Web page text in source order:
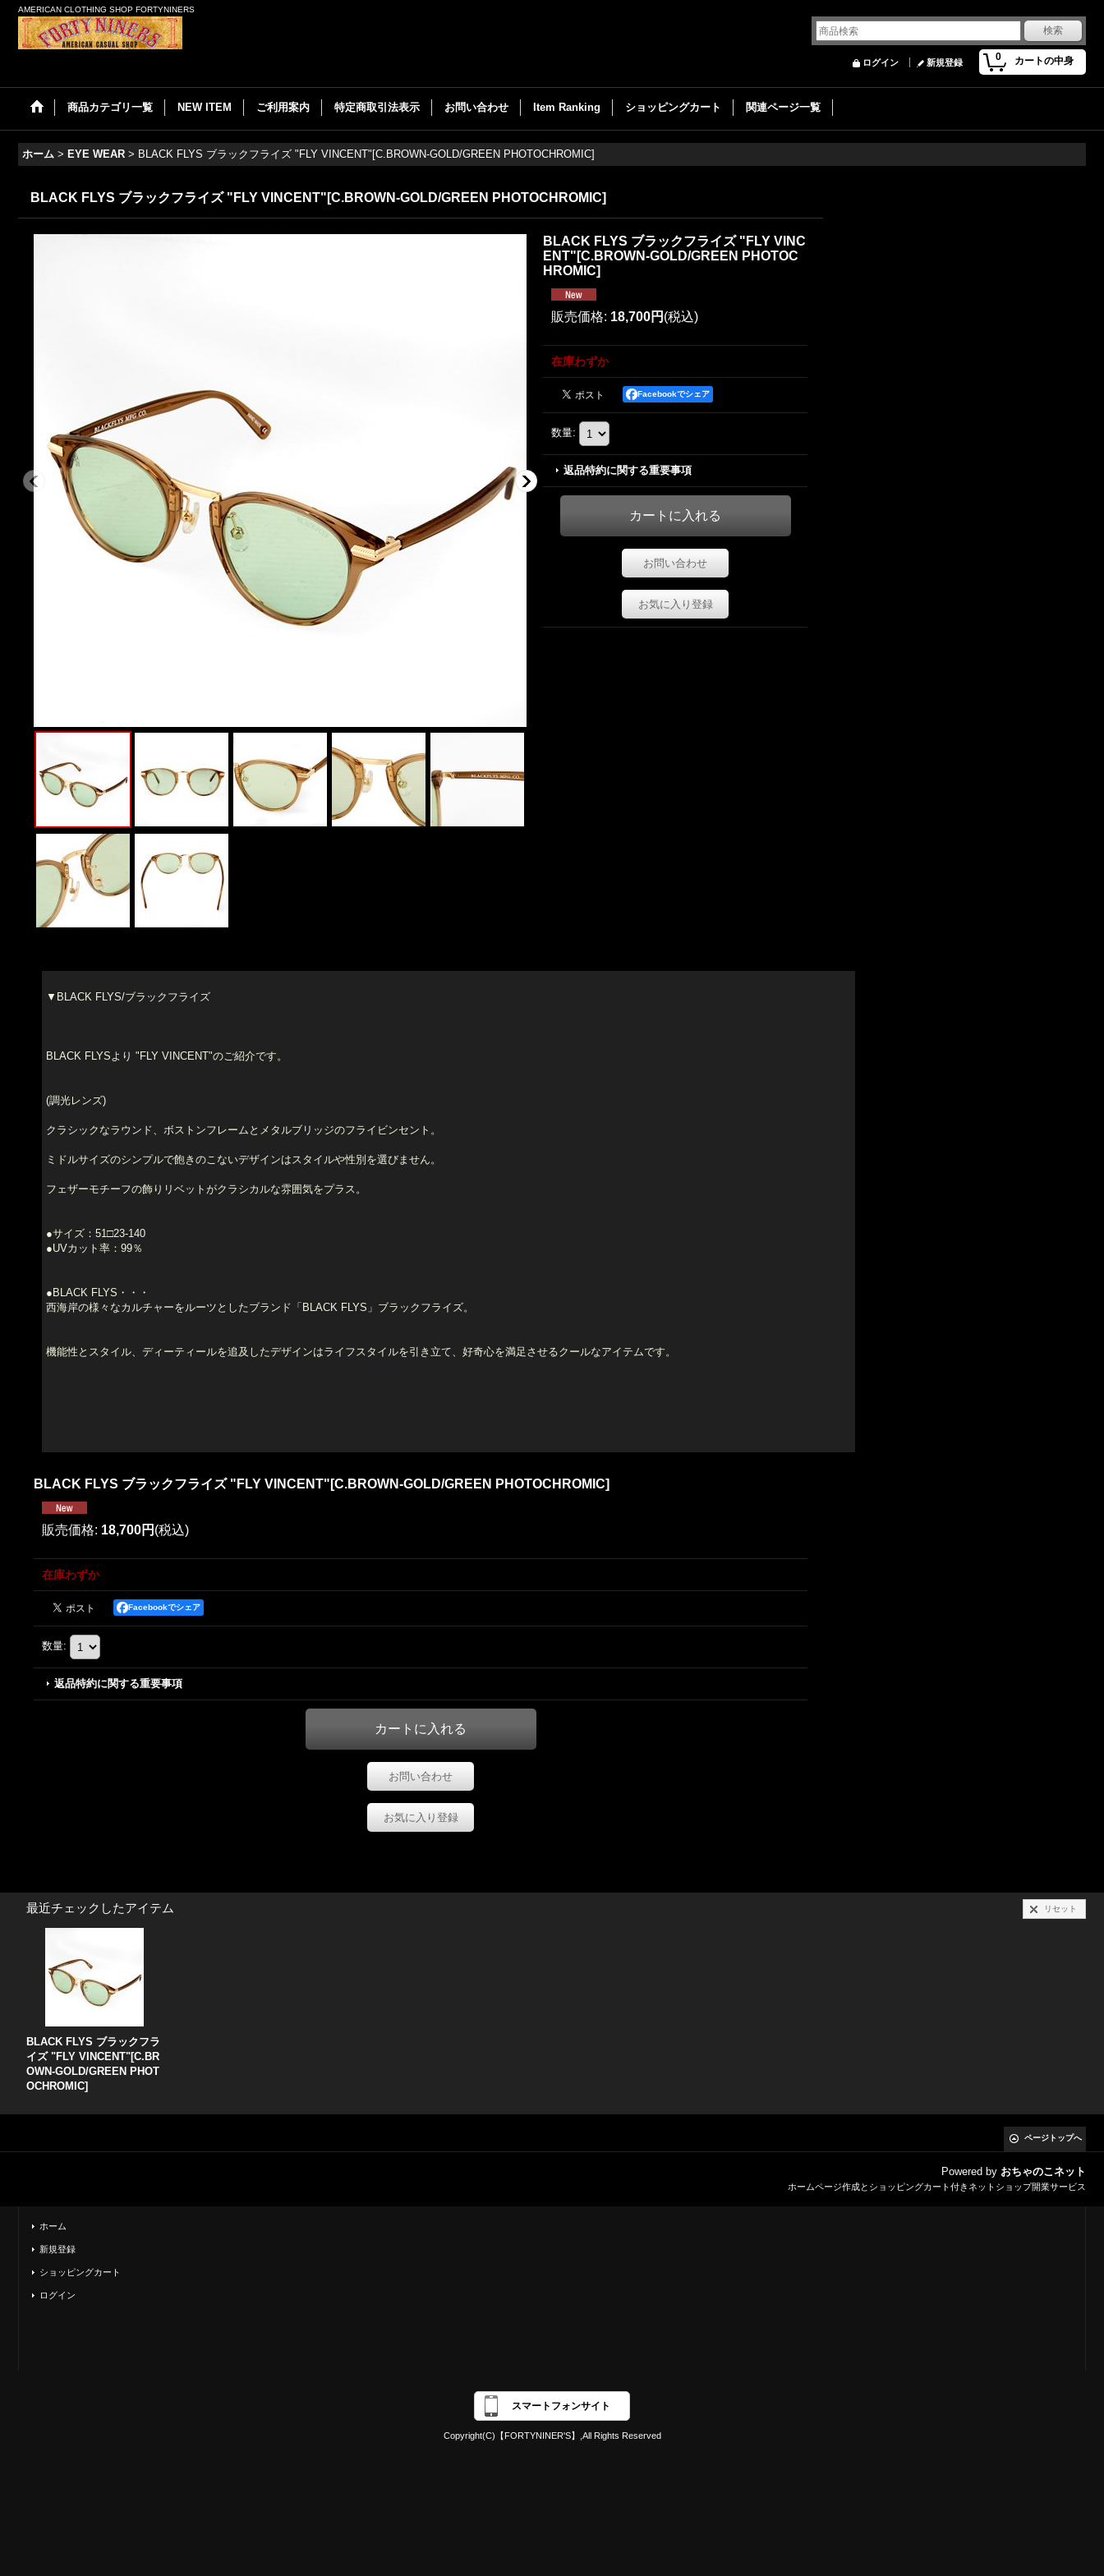
AMERICAN CLOTHING SHOP FORTYNINERS
0 カートの中身
ログイン 新規登録
商品カテゴリ一覧 NEW ITEM ご利用案内 特定商取引法表示 お問い合わせ Item Ranking ショッピングカート 関連ページ一覧
ホーム > EYE WEAR > BLACK FLYS ブラックフライズ "FLY VINCENT"[C.BROWN-GOLD/GREEN PHOTOCHROMIC]
BLACK FLYS ブラックフライズ "FLY VINCENT"[C.BROWN-GOLD/GREEN PHOTOCHROMIC]
BLACK FLYS ブラックフライズ "FLY VINC
ENT"[C.BROWN-GOLD/GREEN PHOTOC
HROMIC]
販売価格: 18,700円 (税込)
在庫わずか
Facebookでシェア
数量:
返品特約に関する重要事項
お問い合わせ
お気に入り登録
▼BLACK FLYS/ブラックフライズ
BLACK FLYSより "FLY VINCENT"のご紹介です。
(調光レンズ)
クラシックなラウンド、ボストンフレームとメタルブリッジのフライビンセント。
ミドルサイズのシンプルで飽きのこないデザインはスタイルや性別を選びません。
フェザーモチーフの飾りリベットがクラシカルな雰囲気をプラス。
●サイズ：51□23-140
●UVカット率：99％
●BLACK FLYS・・・
西海岸の様々なカルチャーをルーツとしたブランド「BLACK FLYS」ブラックフライズ。
機能性とスタイル、ディーティールを追及したデザインはライフスタイルを引き立て、好奇心を満足させるクールなアイテムです。
BLACK FLYS ブラックフライズ "FLY VINCENT"[C.BROWN-GOLD/GREEN PHOTOCHROMIC]
販売価格: 18,700円 (税込)
在庫わずか
Facebookでシェア
数量:
返品特約に関する重要事項
お問い合わせ
お気に入り登録
最近チェックしたアイテム リセット
BLACK FLYS ブラックフラ
イズ "FLY VINCENT"[C.BR
OWN-GOLD/GREEN PHOT
OCHROMIC]
ページトップへ
Powered by おちゃのこネット
ホームページ作成とショッピングカート付きネットショップ開業サービス
ホーム
新規登録
ショッピングカート
ログイン
スマートフォンサイト
Copyright(C)【FORTYNINER'S】,All Rights Reserved